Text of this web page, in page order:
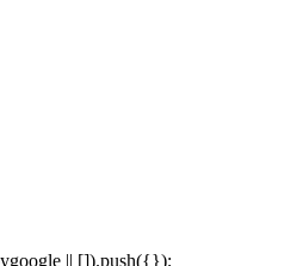
|| []).push({});